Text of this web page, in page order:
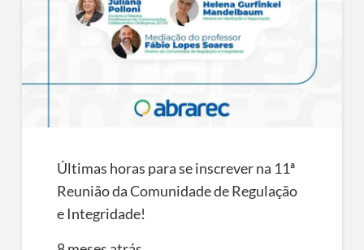
Últimas horas para se inscrever na 11ª
Reunião da Comunidade de Regulação
e Integridade!